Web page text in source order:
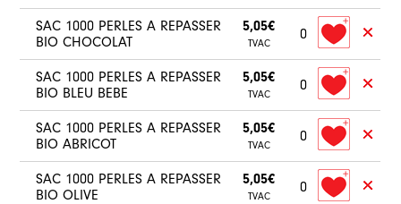
SAC 1000 PERLES A REPASSER
BIO CHOCOLAT
5,05€
TVAC
0
SAC 1000 PERLES A REPASSER
BIO BLEU BEBE
5,05€
TVAC
0
SAC 1000 PERLES A REPASSER
BIO ABRICOT
5,05€
TVAC
0
SAC 1000 PERLES A REPASSER
BIO OLIVE
5,05€
TVAC
0